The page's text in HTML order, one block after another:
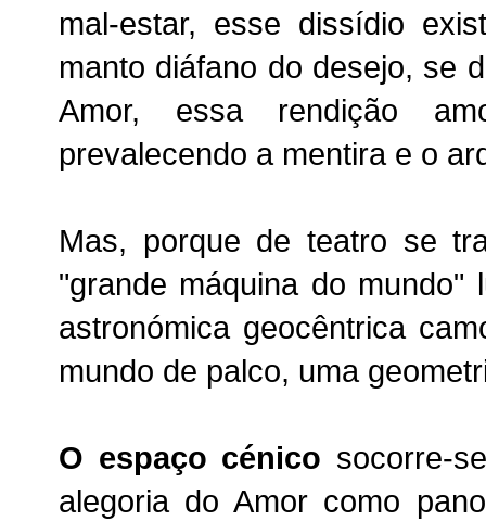
mal-estar, esse dissídio
manto diáfano do desejo, se
Amor, essa rendição
prevalecendo a mentira e o
Mas, porque de teatro se
"grande máquina do mundo"
astronómica geocêntrica
mundo de palco, uma
O espaço cénico socorre-
alegoria do Amor como